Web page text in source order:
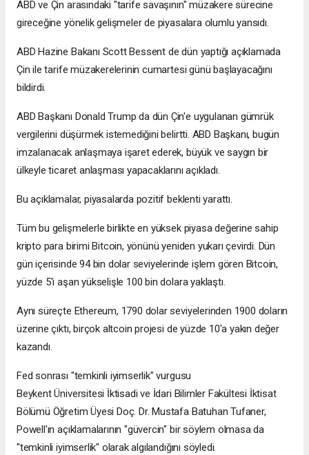
ABD ve Çin arasındaki "tarife savaşının" müzakere sürecine
gireceğine yönelik gelişmeler de piyasalara olumlu yansıdı.
ABD Hazine Bakanı Scott Bessent de dün yaptığı açıklamada
Çin ile tarife müzakerelerinin cumartesi günü başlayacağını
bildirdi.
ABD Başkanı Donald Trump da dün Çin'e uygulanan gümrük
vergilerini düşürmek istemediğini belirtti. ABD Başkanı, bugün
imzalanacak anlaşmaya işaret ederek, büyük ve saygın bir
ülkeyle ticaret anlaşması yapacaklarını açıkladı.
Bu açıklamalar, piyasalarda pozitif beklenti yarattı.
Tüm bu gelişmelerle birlikte en yüksek piyasa değerine sahip
kripto para birimi Bitcoin, yönünü yeniden yukarı çevirdi. Dün
gün içerisinde 94 bin dolar seviyelerinde işlem gören Bitcoin,
yüzde 5'i aşan yükselişle 100 bin dolara yaklaştı.
Aynı süreçte Ethereum, 1790 dolar seviyelerinden 1900 doların
üzerine çıktı, birçok altcoin projesi de yüzde 10'a yakın değer
kazandı.
Fed sonrası "temkinli iyimserlik" vurgusu
Beykent Üniversitesi İktisadi ve İdari Bilimler Fakültesi İktisat
Bölümü Öğretim Üyesi Doç. Dr. Mustafa Batuhan Tufaner,
Powell'ın açıklamalarının "güvercin" bir söylem olmasa da
"temkinli iyimserlik" olarak algılandığını söyledi.